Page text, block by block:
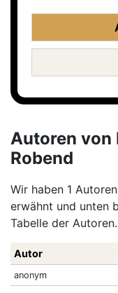
Autoren von
Robend
Wir haben 1
erwähnt und unten
Tabelle der Autoren.
Autor
anonym